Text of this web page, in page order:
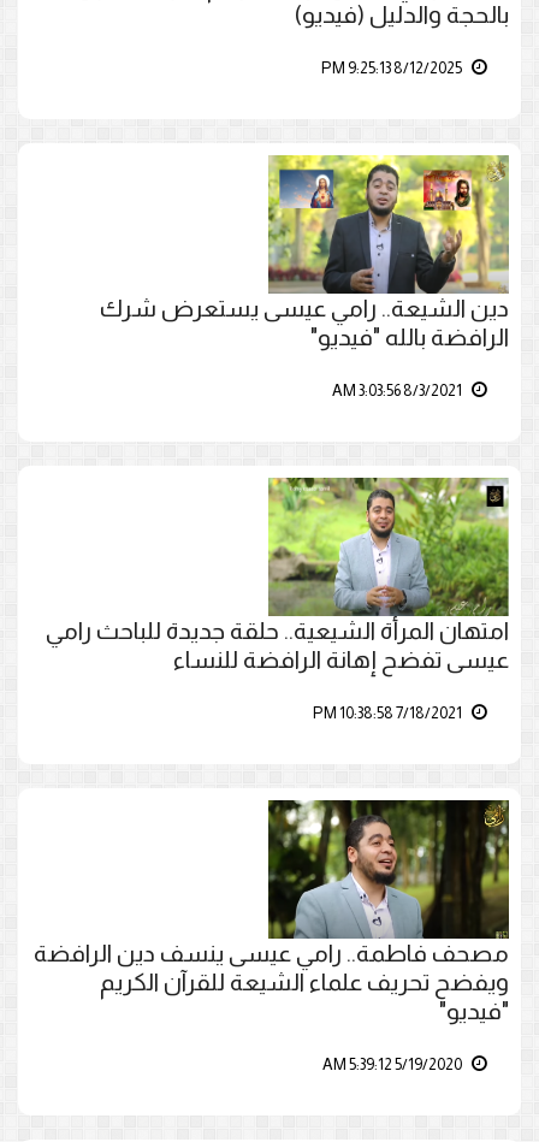
بالحجة والدليل (فيديو)
دين الشيعة.. رامي عيسى يستعرض شرك
الرافضة بالله "فيديو"
امتهان المرأة الشيعية.. حلقة جديدة للباحث رامي
عيسى تفضح إهانة الرافضة للنساء
مصحف فاطمة.. رامي عيسى ينسف دين الرافضة
ويفضح تحريف علماء الشيعة للقرآن الكريم
"فيديو"